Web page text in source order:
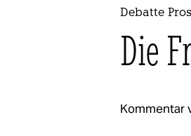
Debatte
Die
Kommentar